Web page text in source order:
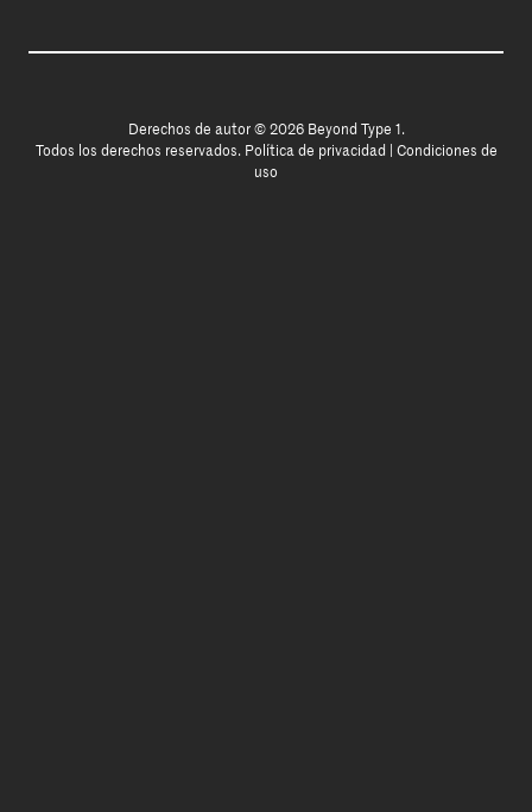
Derechos de autor © 2026 Beyond Type 1.
Todos los derechos reservados. Política de privacidad
Condiciones de
uso